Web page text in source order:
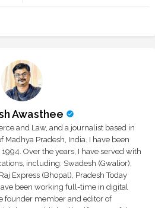
Awasthee
and Law, and a journalist based in
Madhya Pradesh, India. I have been
Over the years, I have served with
including: Swadesh (Gwalior),
Express (Bhopal), Pradesh Today
been working full-time in digital
founder member and editor of